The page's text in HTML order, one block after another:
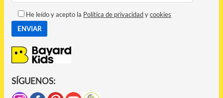
He leído y acepto la Política de privacidadycookies
SÍGUENOS: